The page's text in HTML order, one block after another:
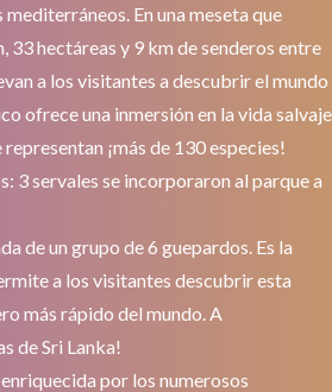
En una meseta que
33 hectáreas y 9 km de senderos entre
a los visitantes a descubrir el mundo
ofrece una inmersión en la vida salvaje
¡más de 130 especies!
3 servales se incorporaron al parque a
de un grupo de 6 guepardos. Es la
a los visitantes descubrir esta
más rápido del mundo. A
de Sri Lanka!
por los numerosos